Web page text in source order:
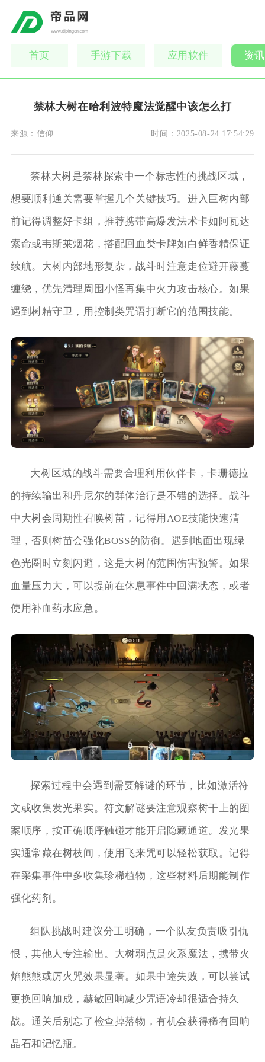
首页 手游下载 应用软件 资
禁林大树在哈利波特魔法觉醒中该怎么打
来源： 信仰 时间： 2025-08-24 17:54:29
禁林大树是禁林探索中一个标志性的挑战区域，
想要顺利通关需要掌握几个关键技巧。进入巨树内部
前记得调整好卡组，推荐携带高爆发法术卡如阿瓦达
索命或韦斯莱烟花，搭配回血类卡牌如白鲜香精保证
续航。大树内部地形复杂，战斗时注意走位避开藤蔓
缠绕，优先清理周围小怪再集中火力攻击核心。如果
遇到树精守卫，用控制类咒语打断它的范围技能。
大树区域的战斗需要合理利用伙伴卡，卡珊德拉
的持续输出和丹尼尔的群体治疗是不错的选择。战斗
中大树会周期性召唤树苗，记得用AOE技能快速清
理，否则树苗会强化BOSS的防御。遇到地面出现绿
色光圈时立刻闪避，这是大树的范围伤害预警。如果
血量压力大，可以提前在休息事件中回满状态，或者
使用补血药水应急。
探索过程中会遇到需要解谜的环节，比如激活符
文或收集发光果实。符文解谜要注意观察树干上的图
案顺序，按正确顺序触碰才能开启隐藏通道。发光果
实通常藏在树枝间，使用飞来咒可以轻松获取。记得
在采集事件中多收集珍稀植物，这些材料后期能制作
强化药剂。
组队挑战时建议分工明确，一个队友负责吸引仇
恨，其他人专注输出。大树弱点是火系魔法，携带火
焰熊熊或厉火咒效果显著。如果中途失败，可以尝试
更换回响加成，赫敏回响减少咒语冷却很适合持久
战。通关后别忘了检查掉落物，有机会获得稀有回响
晶石和记忆瓶。